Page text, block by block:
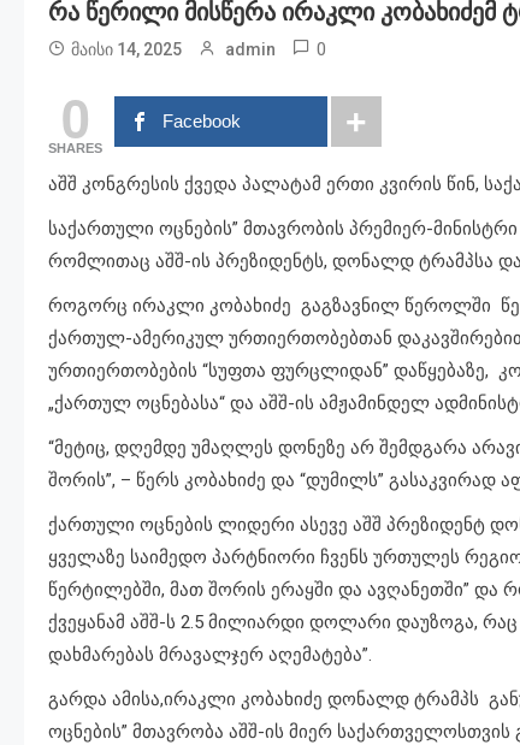
Რა Წერილი Მისწერა Ირაკლი Კობახიძემ
მაისი 14, 2025 admin 0
0
SHARES
Facebook
აშშ კონგრესის ქვედა პალატამ ერთი კვირის წინ,
საქართული ოცნების” მთავრობის პრემიერ-
რომლითაც აშშ-ის პრეზიდენტს, დონალდ ტრამპსა და
როგორც ირაკლი კობახიძე გაგზავნილ წეროლში
ქართულ-ამერიკულ ურთიერთობებთან
ურთიერთობების “სუფთა ფურცლიდან” დაწყებაზე,
„ქართულ ოცნებასა“ და აშშ-ის ამჟამინდელ
“მეტიც, დღემდე უმაღლეს დონეზე არ შემდგარა
შორის”, – წერს კობახიძე და “დუმილს” გასაკვირად
ქართული ოცნების ლიდერი ასევე აშშ პრეზიდენტ
ყველაზე საიმედო პარტნიორი ჩვენს ურთულეს
წერტილებში, მათ შორის ერაყში და ავღანეთში” და
ქვეყანამ აშშ-ს 2.5 მილიარდი დოლარი დაუზოგა,
დახმარებას მრავალჯერ აღემატება”.
გარდა ამისა,ირაკლი კობახიძე დონალდ ტრამპს
ოცნების” მთავრობა აშშ-ის მიერ